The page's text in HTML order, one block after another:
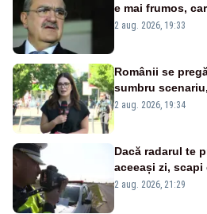
e mai frumos,
țipă mai tare, ci
2 aug. 2026, 19:33
Românii se
sumbru
energetică
2 aug. 2026, 19:34
Dacă radarul te
aceeași zi,
Ce spune legea
2 aug. 2026, 21:29